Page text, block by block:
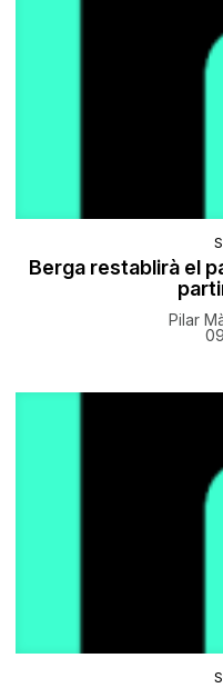
Berga restablirà el
Pilar